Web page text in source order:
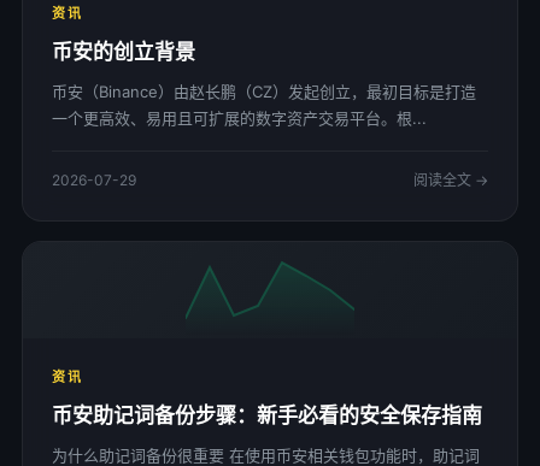
资讯
币安的创立背景
币安（Binance）由赵长鹏（CZ）发起创立，最初目标是打造
一个更高效、易用且可扩展的数字资产交易平台。根...
2026-07-29 阅读全文 →
资讯
币安助记词备份步骤：新手必看的安全保存指南
为什么助记词备份很重要 在使用币安相关钱包功能时，助记词